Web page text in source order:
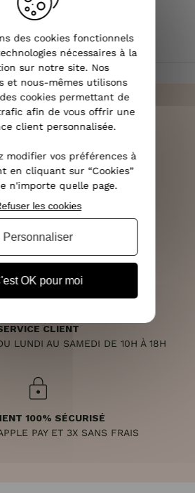
>Robe femme
écrue fleurs roses orangées
RAPIDE
DÈS 70€
SOUS 14 JOURS
LES CONDITIONS)
CLIENT
LUNDI AU SAMEDI DE 10H À 18H
100% SÉCURISÉ
PAY ET 3X SANS FRAIS
des cookies fonctionnels
nécessaires à la
sur notre site. Nos
et nous-mêmes utilisons
cookies permettant de
afin de vous offrir une
client personnalisée.
modifier vos préférences à
en cliquant sur “Cookies”
n'importe quelle page.
OK pour moi
les cookies
Personnaliser